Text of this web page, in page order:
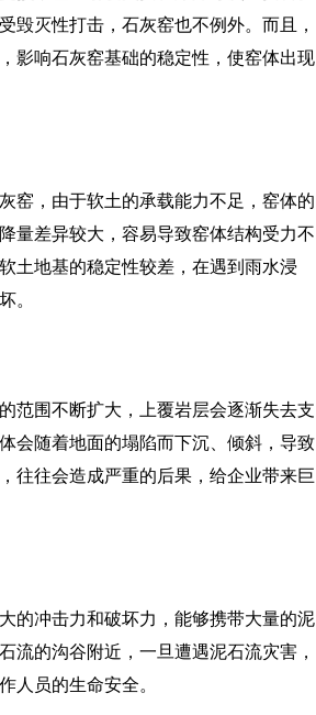
毁灭性打击，石灰窑也不例外。而且，
影响石灰窑基础的稳定性，使窑体出现
窑，由于软土的承载能力不足，窑体的
量差异较大，容易导致窑体结构受力不
土地基的稳定性较差，在遇到雨水浸
。
范围不断扩大，上覆岩层会逐渐失去支
会随着地面的塌陷而下沉、倾斜，导致
往往会造成严重的后果，给企业带来巨
的冲击力和破坏力，能够携带大量的泥
流的沟谷附近，一旦遭遇泥石流灾害，
人员的生命安全。